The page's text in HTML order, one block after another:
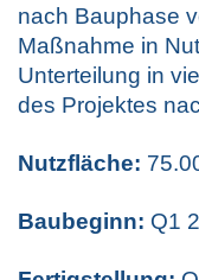
nach Bauphase
Maßnahme in
Unterteilung in
des Projektes
Nutzfläche:
Baubeginn: Q1